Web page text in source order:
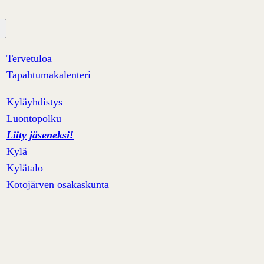
Tervetuloa
Tapahtumakalenteri
Kyläyhdistys
Luontopolku
Liity jäseneksi!
Kylä
Kylätalo
Kotojärven osakaskunta